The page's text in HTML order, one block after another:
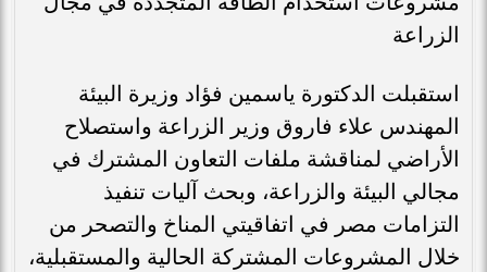
الزراعة
استقبلت الدكتورة ياسمين فؤاد وزيرة البيئة
المهندس علاء فاروق وزير الزراعة واستصلاح
الأراضي لمناقشة ملفات التعاون المشترك في
مجالي البيئة والزراعة، وبحث آليات تنفيذ
التزامات مصر في اتفاقيتي المناخ والتصحر من
خلال المشروعات المشتركة الحالية والمستقبلية،